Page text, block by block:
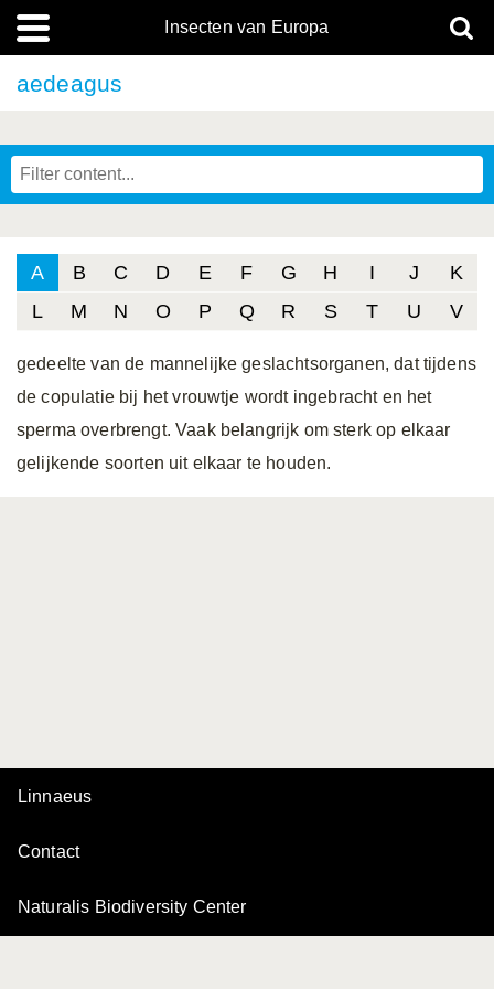
Insecten van Europa
aedeagus
A B C D E F G H I J
K
L
M N O P Q R S T U V
gedeelte van de mannelijke geslachtsorganen, dat tijdens
de copulatie bij het vrouwtje wordt ingebracht en het
sperma overbrengt. Vaak belangrijk om sterk op elkaar
gelijkende soorten uit elkaar te houden.
Linnaeus
Contact
Naturalis Biodiversity Center